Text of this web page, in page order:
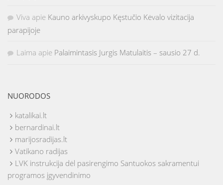
Viva apie Kauno arkivyskupo Kęstučio Kėvalo vizitacija
parapijoje
Laima apie Palaimintasis Jurgis Matulaitis – sausio 27 d.
NUORODOS
katalikai.lt
bernardinai.lt
marijosradijas.lt
Vatikano radijas
LVK instrukcija dėl pasirengimo Santuokos sakramentui
programos įgyvendinimo